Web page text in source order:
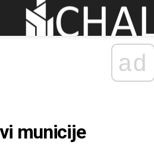
ad
municije